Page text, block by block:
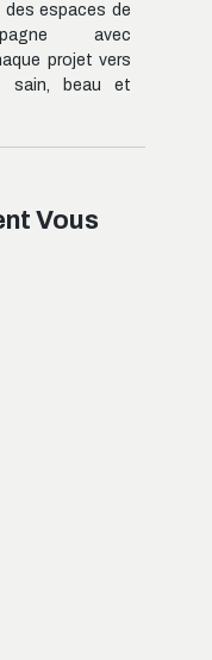
des espaces de
avec
projet vers
sain, beau et
Vous